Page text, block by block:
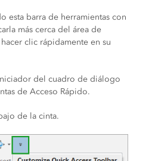
esta barra de herramientas con
más cerca del área de
clic rápidamente en su
del cuadro de diálogo
de Acceso Rápido.
de la cinta.